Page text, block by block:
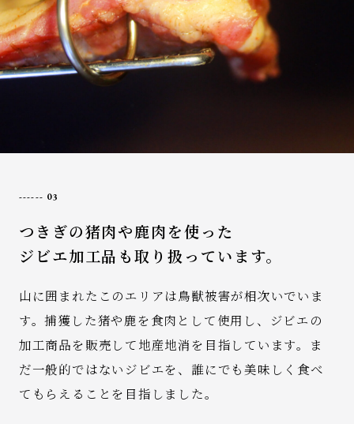
03
つきぎの猪肉や鹿肉を使った
ジビエ加工品も取り扱っています。
山に囲まれたこのエリアは鳥獣被害が相次いでいま
す。捕獲した猪や鹿を食肉として使用し、ジビエの
加工商品を販売して地産地消を目指しています。ま
だ一般的ではないジビエを、誰にでも美味しく食べ
てもらえることを目指しました。